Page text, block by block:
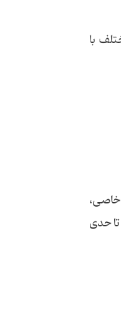
با
حدی